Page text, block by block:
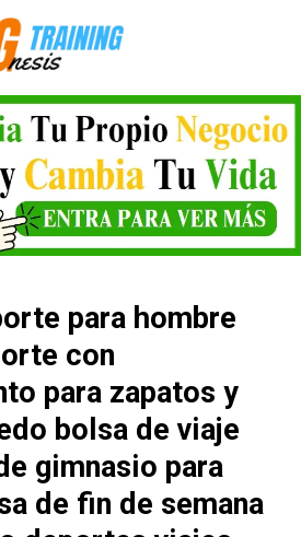
para hombre
con
para zapatos y
bolsa de viaje
gimnasio para
de fin de semana